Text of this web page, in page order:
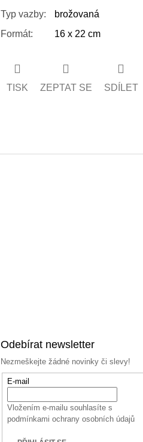
Typ vazby:
brožovaná
Formát: 16 x 22 cm
TISK ZEPTAT SE SDÍLET
Odebírat newsletter
Nezmeškejte žádné novinky či slevy!
E-mail
Vložením e-mailu souhlasíte s
podmínkami ochrany osobních údajů